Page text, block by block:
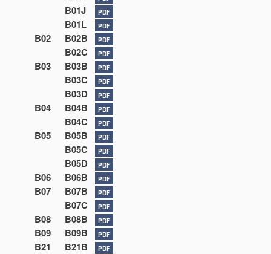
B01J PDF
B01L PDF
B02 B02B PDF
B02C PDF
B03 B03B PDF
B03C PDF
B03D PDF
B04 B04B PDF
B04C PDF
B05 B05B PDF
B05C PDF
B05D PDF
B06 B06B PDF
B07 B07B PDF
B07C PDF
B08 B08B PDF
B09 B09B PDF
B21 B21B PDF